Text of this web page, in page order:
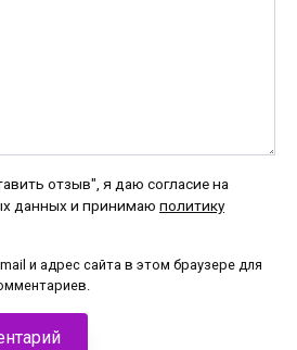
отзыв", я даю согласие на
данных и принимаю политику
и адрес сайта в этом браузере для